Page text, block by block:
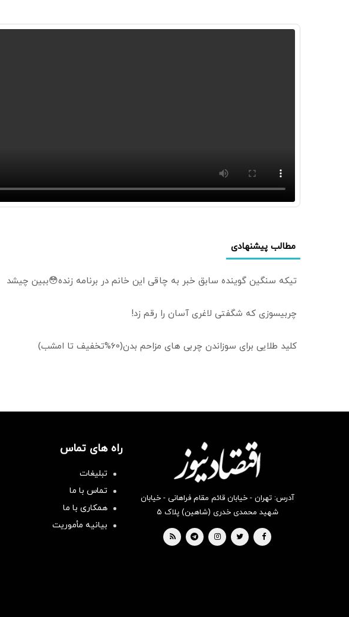
مطالب پیشنهادی
تیکه سنگین گوینده سابق خبر به چاقی این خانم در برنامه زنده😳ببین چیشد
چربیسوزی که شگفتی لاغری آسان را رقم زد!
کلید طلایی برای سوزاندن چربی های مزاحم بدن(60%تخفیف تا امشب)
آدرس: تهران - خیابان قائم مقام فراهانی - خیابان
شهید محمدی خدری (شاهین) پلاک ۵
راه های تماس
تبلیغات
تماس با ما
همکاری با ما
بیانیه مأموریت